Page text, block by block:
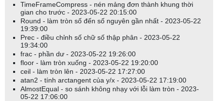
TimeFrameCompress - nén mảng đơn thành khung thời
gian cho trước - 2023-05-22 20:15:00
Round - làm tròn số đến số nguyên gần nhất - 2023-05-22
19:39:00
Prec - điều chỉnh số chữ số thập phân - 2023-05-22
19:34:00
frac - phần dư - 2023-05-22 19:26:00
floor - làm tròn xuống - 2023-05-22 19:20:00
ceil - làm tròn lên - 2023-05-22 17:27:00
atan2 - tính arctangent của y/x - 2023-05-22 17:19:00
AlmostEqual - so sánh không nhạy với lỗi làm tròn - 2023-
05-22 17:06:00